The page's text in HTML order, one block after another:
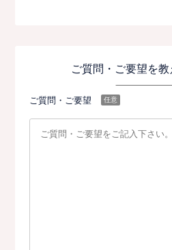
ご質問・ご要望を
ご質問・ご要望 任意